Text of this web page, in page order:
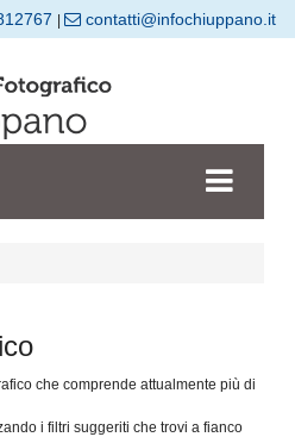
contatti@infochiuppano.it
che comprende attualmente più di
i filtri suggeriti che trovi a fianco